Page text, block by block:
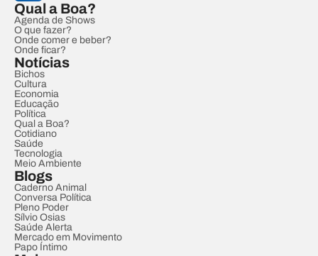
Qual a Boa?
Agenda de Shows
O que fazer?
Onde comer e beber?
Onde ficar?
Notícias
Bichos
Cultura
Economia
Educação
Política
Qual a Boa?
Cotidiano
Saúde
Tecnologia
Meio Ambiente
Blogs
Caderno Animal
Conversa Política
Pleno Poder
Sílvio Osias
Saúde Alerta
Mercado em Movimento
Papo Íntimo